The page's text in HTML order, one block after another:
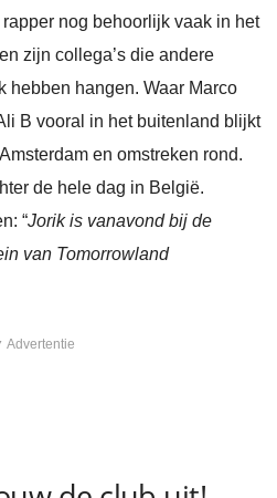
nog behoorlijk vaak in het
zijn collega’s die andere
hebben hangen. Waar Marco
B vooral in het buitenland blijkt
en omstreken rond.
de hele dag in België.
“Jorik is vanavond bij de
van Tomorrowland
Advertentie